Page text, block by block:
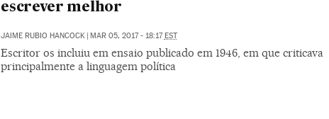
escrever melhor
JAIME RUBIO HANCOCK MAR 05, 2017 - 18:17 EST
Escritor os incluiu em ensaio publicado em 1946, em que criticava
principalmente a linguagem política